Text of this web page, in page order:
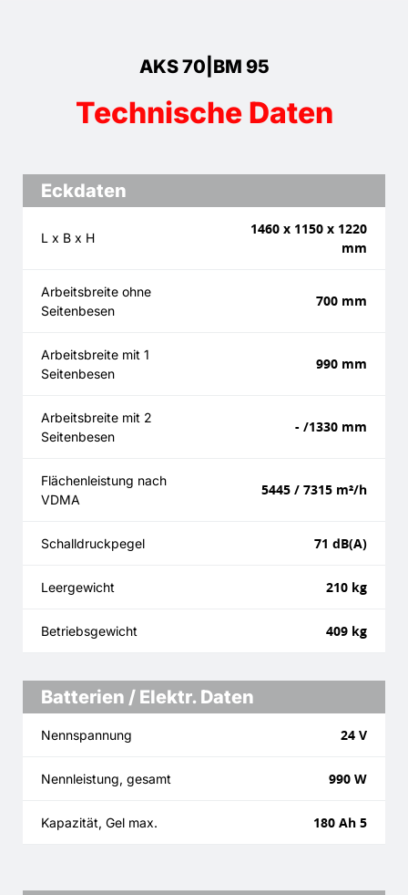
AKS 70|BM 95
Technische Daten
Eckdaten
L x B x H
1460 x 1150 x 1220
mm
Arbeitsbreite ohne
Seitenbesen
700 mm
Arbeitsbreite mit 1
Seitenbesen
990 mm
Arbeitsbreite mit 2
Seitenbesen
- /1330 mm
Flächenleistung nach
VDMA
5445 / 7315 m²/h
Schalldruckpegel 71 dB(A)
Leergewicht 210 kg
Betriebsgewicht 409 kg
Batterien / Elektr. Daten
Nennspannung 24 V
Nennleistung, gesamt 990 W
Kapazität, Gel max. 180 Ah 5